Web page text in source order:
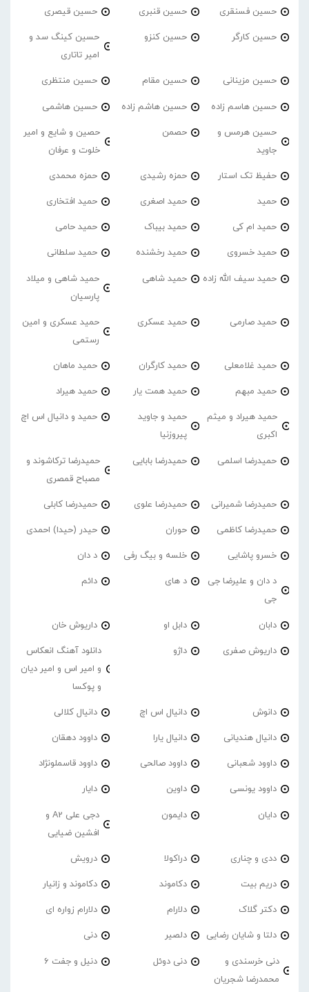
حسین فسنقری حسین قنبری حسین قیصری
حسین کارگر حسین کنزو
حسین کینگ سد و
امیر تاتاری
حسین مزینانی حسین مقام حسین منتظری
حسین هاسم زاده حسین هاشم زاده حسین هاشمی
حسین هرمس و
جاوید
حصمن
حصین و شایع و امیر
خلوت و عرفان
حفیظ تک استار حمزه رشیدی حمزه محمدی
حمید حمید اصغری حمید افتخاری
حمید ام کی حمید بیباک حمید حامی
حمید خسروی حمید رخشنده حمید سلطانی
حمید سیف الله زاده حمید شاهی
حمید شاهی و میلاد
پارسیان
حمید صارمی حمید عسکری
حمید عسکری و امین
رستمی
حمید غلامعلی حمید کارگران حمید ماهان
حمید مبهم حمید همت یار حمید هیراد
حمید هیراد و میثم
اکبری
حمید و جاوید
پیروزنیا
حمید و دانیال اس اچ
حمیدرضا اسلمی حمیدرضا بابایی
حمیدرضا ترکاشوند و
مصباح قمصری
حمیدرضا شمیرانی حمیدرضا علوی حمیدرضا کابلی
حمیدرضا کاظمی حوران حیدر (حیدا) احمدی
خسرو پاشایی خلسه و بیگ رفی د دان
د دان و علیرضا جی
جی
د های دائم
دابان دابل او داریوش خان
داریوش صفری داژو
دانلود آهنگ انعکاس
و امیر اس و امیر دیان
و پوکسا
دانوش دانیال اس اچ دانیال کلالی
دانیال هندیانی دانیال یارا داوود دهقان
داوود شعبانی داوود صالحی داوود قاسملونژاد
داوود یونسی داوین دایار
دایان دایمون
دجی علی A2 و
افشین ضیایی
ددی و چناری دراکولا درویش
دریم بیت دکاموند دکاموند و زانیار
دکتر گلاک دلارام دلارام زواره ای
دلتا و شایان رضایی دلصیر دنی
دنی خرسندی و
محمدرضا شجریان
دنی دوئل دنیل و جفت 6